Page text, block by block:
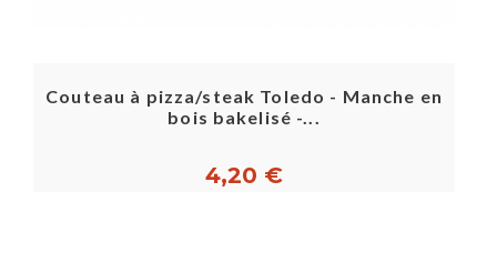
Couteau à pizza/steak Toledo - Manche en
bois bakelisé -...
4,20 €